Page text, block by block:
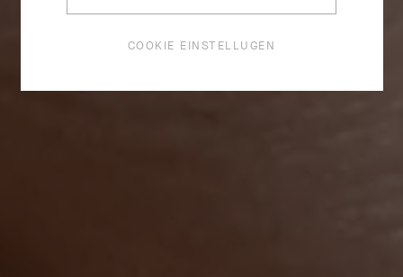
COOKIE EINSTELLUGEN